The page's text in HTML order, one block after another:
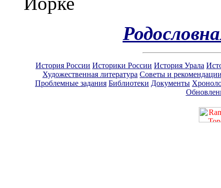
История России Историки России История Урала
Художественная литература Советы и
Проблемные задания Библиотеки Документы